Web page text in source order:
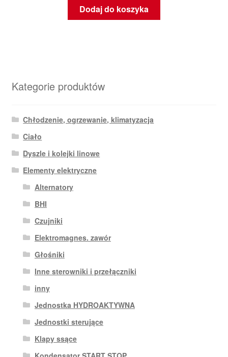
Dodaj do koszyka
Kategorie produktów
Chłodzenie, ogrzewanie, klimatyzacja
Ciało
Dyszle i kolejki linowe
Elementy elektryczne
Alternatory
BHI
Czujniki
Elektromagnes. zawór
Głośniki
Inne sterowniki i przełączniki
inny
Jednostka HYDROAKTYWNA
Jednostki sterujące
Klapy ssące